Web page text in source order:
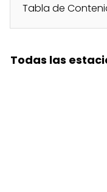
Tabla de
Todas las